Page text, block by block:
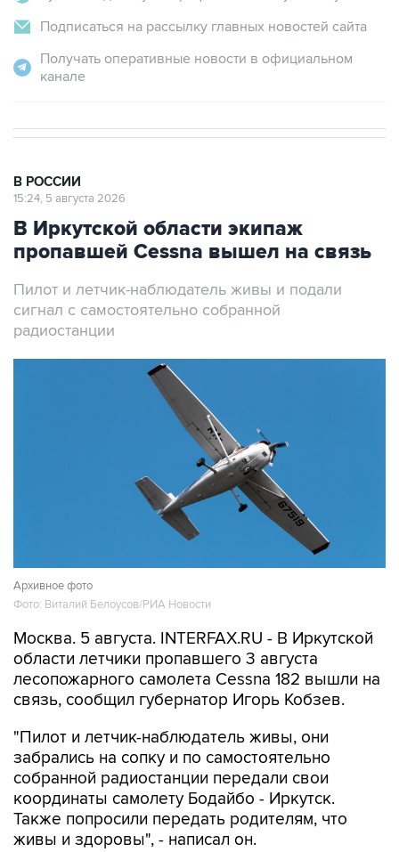
Подписаться на рассылку главных новостей сайта
Получать оперативные новости в официальном
канале
В РОССИИ
15:24, 5 августа 2026
В Иркутской области экипаж
пропавшей Cessna вышел на связь
Пилот и летчик-наблюдатель живы и подали
сигнал с самостоятельно собранной
радиостанции
Архивное фото
Фото: Виталий Белоусов/РИА Новости
Москва. 5 августа. INTERFAX.RU - В Иркутской
области летчики пропавшего 3 августа
лесопожарного самолета Cessna 182 вышли на
связь, сообщил губернатор Игорь Кобзев.
"Пилот и летчик-наблюдатель живы, они
забрались на сопку и по самостоятельно
собранной радиостанции передали свои
координаты самолету Бодайбо - Иркутск.
Также попросили передать родителям, что
живы и здоровы", - написал он.